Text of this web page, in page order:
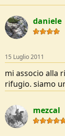
daniele
15 Luglio 2011
mi associo alla
rifugio. siamo
mezcal